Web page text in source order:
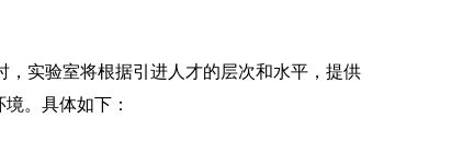
实验室将根据引进人才的层次和水平，提供
。 具体如下：